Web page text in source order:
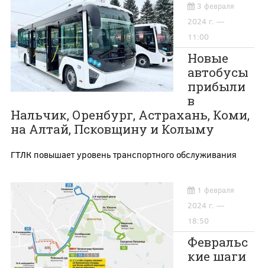
3 февраля
2024 г. —
11:00
Новые
автобусы
прибыли
в
Нальчик, Оренбург, Астрахань, Коми,
на Алтай, Псковщину и Колыму
ГТЛК повышает уровень транспортного обслуживания
1 февраля
2024 г. —
18:50
Февральс
кие шаги